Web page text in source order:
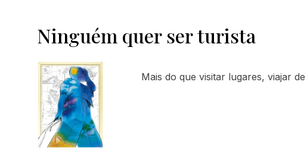
Ninguém quer ser turista
Mais do que visitar lugares, viajar